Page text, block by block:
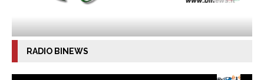
RADIO BINEWS